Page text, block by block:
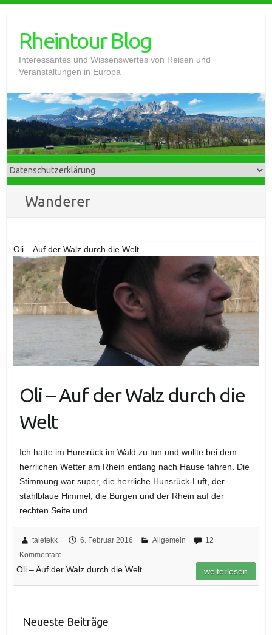
contentRheintour Blog
Interessantes und Wissenswertes von Reisen und
Veranstaltungen in Europa
Wanderer
Oli – Auf der Walz durch die Welt
Oli – Auf der Walz durch die
Welt
Ich hatte im Hunsrück im Wald zu tun und wollte bei dem
herrlichen Wetter am Rhein entlang nach Hause fahren. Die
Stimmung war super, die herrliche Hunsrück-Luft, der
stahlblaue Himmel, die Burgen und der Rhein auf der
rechten Seite und…
taletekk 6. Februar 2016 Allgemein
12
Kommentare
Oli – Auf der Walz durch die Welt weiterlesen
Neueste Beiträge